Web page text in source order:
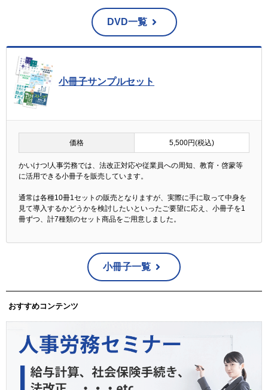
DVD一覧
小冊子サンプルセット
価格 5,500円(税込)
かいけつ!人事労務では、法改正対応や従業員への周知、教育・啓蒙等
に活用できる小冊子を販売しています。
通常は各種10冊1セットの販売となりますが、実際に手に取って中身を
見て導入するかどうかを検討したいといったご要望に応え、小冊子を1
冊ずつ、計7種類のセット商品をご用意しました。
小冊子一覧
おすすめコンテンツ